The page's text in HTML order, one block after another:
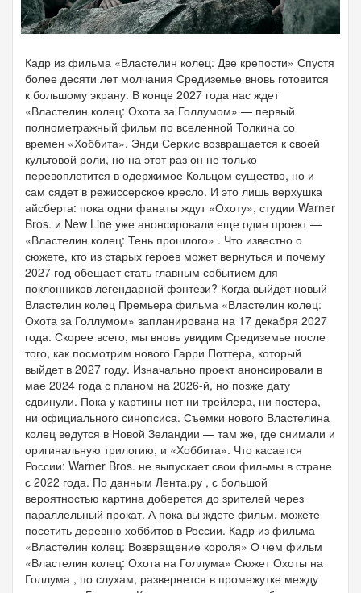
Кадр из фильма «Властелин колец: Две крепости» Спустя
более десяти лет молчания Средиземье вновь готовится
к большому экрану. В конце 2027 года нас ждет
«Властелин колец: Охота за Голлумом» — первый
полнометражный фильм по вселенной Толкина со
времен «Хоббита». Энди Серкис возвращается к своей
культовой роли, но на этот раз он не только
перевоплотится в одержимое Кольцом существо, но и
сам сядет в режиссерское кресло. И это лишь верхушка
айсберга: пока одни фанаты ждут «Охоту», студии Warner
Bros. и New Line уже анонсировали еще один проект —
«Властелин колец: Тень прошлого» . Что известно о
сюжете, кто из старых героев может вернуться и почему
2027 год обещает стать главным событием для
поклонников легендарной фэнтези? Когда выйдет новый
Властелин колец Премьера фильма «Властелин колец:
Охота за Голлумом» запланирована на 17 декабря 2027
года. Скорее всего, мы вновь увидим Средиземье после
того, как посмотрим нового Гарри Поттера, который
выйдет в 2027 году. Изначально проект анонсировали в
мае 2024 года с планом на 2026-й, но позже дату
сдвинули. Пока у картины нет ни трейлера, ни постера,
ни официального синопсиса. Съемки нового Властелина
колец ведутся в Новой Зеландии — там же, где снимали и
оригинальную трилогию, и «Хоббита». Что касается
России: Warner Bros. не выпускает свои фильмы в стране
с 2022 года. По данным Лента.ру , с большой
вероятностью картина доберется до зрителей через
параллельный прокат. А пока вы ждете фильм, можете
посетить деревню хоббитов в России. Кадр из фильма
«Властелин колец: Возвращение короля» О чем фильм
«Властелин колец: Охота на Голлума» Сюжет Охоты на
Голлума , по слухам, развернется в промежутке между